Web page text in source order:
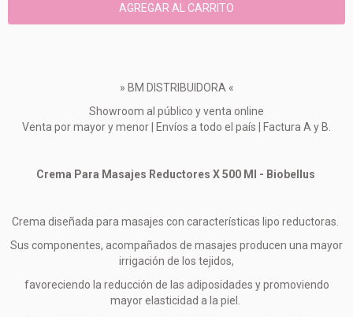
» BM DISTRIBUIDORA «
Showroom al público y venta online
Venta por mayor y menor | Envíos a todo el país | Factura A y B.
Crema Para Masajes Reductores X 500 Ml - Biobellus
Crema diseñada para masajes con características lipo reductoras.
Sus componentes, acompañados de masajes producen una mayor
irrigación de los tejidos,
favoreciendo la reducción de las adiposidades y promoviendo
mayor elasticidad a la piel.